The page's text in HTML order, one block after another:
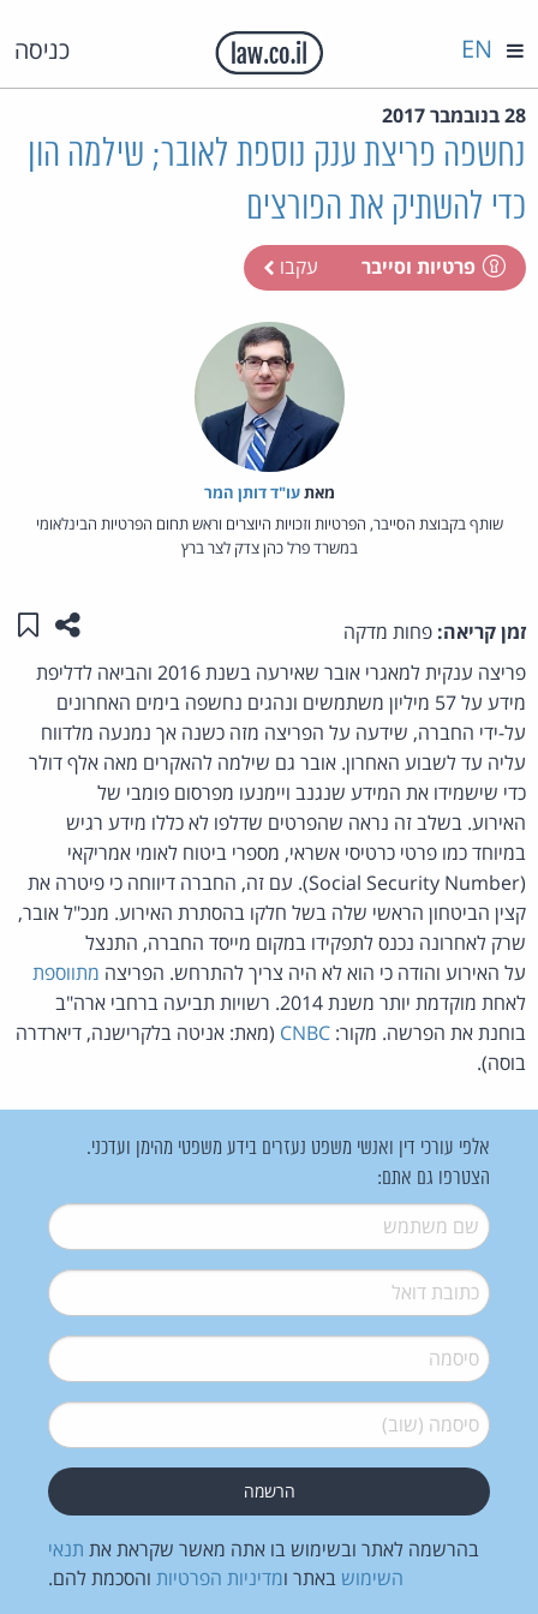
כניסה EN
28 בנובמבר 2017
נחשפה פריצת ענק נוספת לאובר; שילמה הון
כדי להשתיק את הפורצים
פרטיות וסייבר עקבו
מאת‏עו"ד דותן המר
שותף בקבוצת הסייבר, הפרטיות וזכויות היוצרים וראש תחום הפרטיות הבינלאומי
במשרד פרל כהן צדק לצר ברץ
זמן קריאה: פחות מדקה שתפו
פריצה ענקית למאגרי אובר שאירעה בשנת 2016 והביאה לדליפת
מידע על 57 מיליון משתמשים ונהגים נחשפה בימים האחרונים
על-ידי החברה, שידעה על הפריצה מזה כשנה אך נמנעה מלדווח
עליה עד לשבוע האחרון. אובר גם שילמה להאקרים מאה אלף דולר
כדי שישמידו את המידע שנגנב ויימנעו מפרסום פומבי של
האירוע. בשלב זה נראה שהפרטים שדלפו לא כללו מידע רגיש
במיוחד כמו פרטי כרטיסי אשראי, מספרי ביטוח לאומי אמריקאי
(Social Security Number). עם זה, החברה דיווחה כי פיטרה את
קצין הביטחון הראשי שלה בשל חלקו בהסתרת האירוע. מנכ"ל אובר,
שרק לאחרונה נכנס לתפקידו במקום מייסד החברה, התנצל
על האירוע והודה כי הוא לא היה צריך להתרחש. הפריצה מתווספת
לאחת מוקדמת יותר משנת 2014. רשויות תביעה ברחבי ארה"ב
בוחנת את הפרשה. מקור: CNBC (מאת: אניטה בלקרישנה, דיארדרה
בוסה).
אלפי עורכי דין ואנשי משפט נעזרים בידע משפטי מהימן ועדכני.
הצטרפו גם אתם:
שם משתמש*
דואל*
סיסמה*
סיסמה (שוב)*
בהרשמה לאתר ובשימוש בו אתה מאשר שקראת את תנאי
השימוש באתר ומדיניות הפרטיות והסכמת להם.